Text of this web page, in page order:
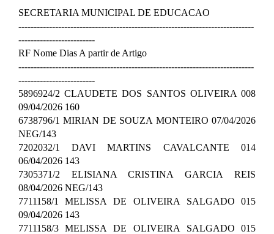
SECRETARIA MUNICIPAL DE EDUCACAO
-----------------------------------------------------------------------------
-------------------------
RF Nome Dias A partir de Artigo
-----------------------------------------------------------------------------
-------------------------
5896924/2 CLAUDETE DOS SANTOS OLIVEIRA 008
09/04/2026 160
6738796/1 MIRIAN DE SOUZA MONTEIRO 07/04/2026
NEG/143
7202032/1 DAVI MARTINS CAVALCANTE 014
06/04/2026 143
7305371/2 ELISIANA CRISTINA GARCIA REIS
08/04/2026 NEG/143
7711158/1 MELISSA DE OLIVEIRA SALGADO 015
09/04/2026 143
7711158/3 MELISSA DE OLIVEIRA SALGADO 015